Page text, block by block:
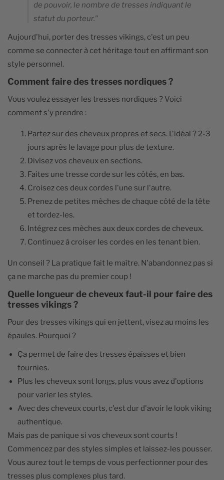
de pouvoir, le nombre de tresses indiquant le
statut du porteur."
Aujourd'hui, porter des tresses vikings, c'est un peu
comme se connecter à cet héritage tout en affirmant son
style personnel.
Comment faire des tresses nordiques ?
Vous voulez essayer les tresses nordiques ? Voici
comment s'y prendre :
Partez sur des cheveux propres et secs. L'idéal ? 2-3
jours après le lavage pour plus de texture.
Divisez vos cheveux en sections.
Faites une tresse corde sur les côtés, en bas.
Croisez ces deux cordes l'une sur l'autre.
Prenez de petites mèches de chaque côté de la tête
et tordez-les.
Intégrez ces mèches aux deux cordes de cheveux.
Continuez à croiser les cordes en les tenant bien.
Un conseil ? La pratique fait le maître. N'abandonnez pas si
ça ne marche pas du premier coup !
Quelle longueur de cheveux faut-il pour faire des
tresses vikings ?
Pour des tresses vikings qui en jettent, visez au moins les
épaules. Pourquoi ?
Ça permet de faire des tresses épaisses et bien
fournies.
Plus les cheveux sont longs, plus vous avez d'options
pour varier les styles.
Avec des cheveux courts, c'est dur d'avoir le look viking
authentique.
Mais pas de panique si vos cheveux sont courts !
Commencez par des styles simples et laissez-les pousser.
Vous aurez tout le temps de vous perfectionner pour des
tresses plus complexes plus tard.